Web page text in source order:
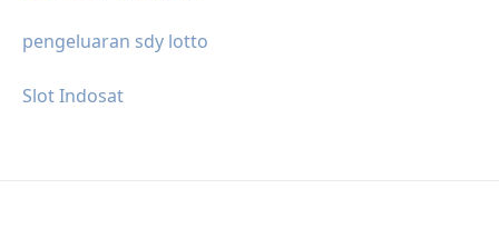
pengeluaran sdy lotto
Slot Indosat